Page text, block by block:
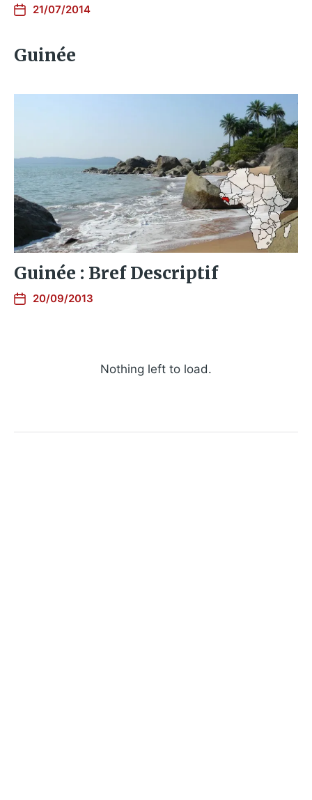
21/07/2014
Guinée
Guinée : Bref Descriptif
20/09/2013
Nothing left to load.